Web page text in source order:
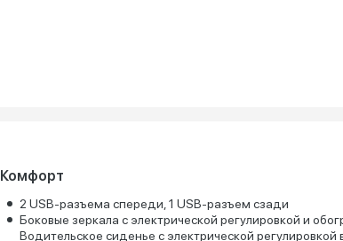
Комфорт
2 USB-разъема спереди, 1 USB-разъем сзади
Боковые зеркала с электрической регулировкой и
Водительское сиденье с электрической регулировкой